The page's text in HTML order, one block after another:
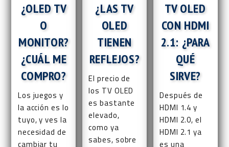
¿OLED TV
O
MONITOR?
¿CUÁL ME
COMPRO?
Los juegos y
la acción es lo
tuyo, y ves la
necesidad de
cambiar tu
¿LAS TV
OLED
TIENEN
REFLEJOS?
El precio de
los TV OLED
es bastante
elevado,
como ya
sabes, sobre
TV OLED
CON HDMI
2.1: ¿PARA
QUÉ
SIRVE?
Después de
HDMI 1.4 y
HDMI 2.0, el
HDMI 2.1 ya
es una